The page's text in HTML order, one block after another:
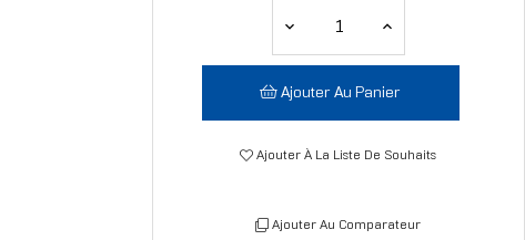
Ajouter Au Panier
Ajouter À La Liste De Souhaits
Ajouter Au Comparateur